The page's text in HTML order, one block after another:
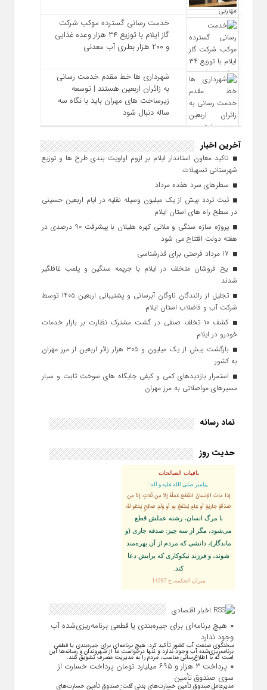
خدمت رسانی گسترده موکب شرکت
گاز ایلام با توزیع ۳۴ هزار وعده غذایی
و ۲۰۰ هزار بطری آب معدنی
شهرداری‌ ها خط مقدم خدمت ‌رسانی
به زائران اربعین هستند | توسعه
زیرساخت ‌های مهران باید با نگاه سه‌
ساله دنبال شود
آخرین اخبار
تاکید معاون استاندار ایلام بر لزوم اولویت‌ بندی طرح‌ ها و توزیع
شهرستانی تسهیلات
سطرهای سرد هفده مرداد
ثبت تردد بیش از یک میلیون وسیله نقلیه در ایام اربعین حسینی
در سطح راه‌ های استان ایلام
پروژه سازه سنگی و ملاتی کهره هلیلان با پیشرفت ۹۰ درصدی در
هفته دولت افتتاح می شود
یخ‌ فروشان متخلف در ایلام با جریمه سنگین و پلمب غافلگیر
شدند
تجلیل از رانندگان ناوگان آبرسانی و پشتیبانی اربعین ۱۴۰۵ توسط
شرکت آب و فاضلاب استان ایلام
کشف ۱۰ تخلف صنفی در گشت مشترک نظارت بر بازار خدمات
خودرو در ایلام
بازگشت بیش از یک میلیون و ۳۰۵ هزار زائر اربعین از مرز مهران
به کشور
استمرار بازدیدهای کمی و کیفی جایگاه‌ های سوخت ثابت و سیار
مسیرهای مواصلاتی به مرز مهران
نماد رسانه
حدیث روز
باقیات الصالحات
پيامبر صلى‏ الله‏ عليه ‏و‏ آله:
إذا ماتَ الإنسانُ انقَطَعَ عَمَلُهُ إلاّ مِن ثَلاثٍ: إلاّ مِن
صَدَقَةٍ جاريَةٍ أو عِلمٍ يُنتَفَعُ بِهِ أو وَلَدٍ صالِحٍ يَدعُو لَهُ؛
با مرگ انسان، رشته عملش قطع
مى‌شود، مگر از سه چيز: صدقه جارى (و
ماندگار)، دانشى كه مردم از آن بهره‏‌مند
شوند، و فرزند نيكوكارى كه برايش دعا
كند.
ميزان الحكمه، ح 14287
اخبار اقتصادی
هیچ برنامه‌ای برای جیره‌بندی یا قطعی برنامه‌ریزی‌شده آب
وجود ندارد
سخنگوی صنعت آب کشور تأکید کرد: هیچ برنامه‌ای برای جیره‌بندی یا قطعی
برنامه‌ریزی‌شده آب وجود ندارد و تنها درخواست ما از شهروندان و رسانه‌ها این
است که با اطلاع‌رسانی مناسب، مردم را به مدیریت مصرف تشویق کنند.
پرداخت ۳ هزار و ۶۹۵ میلیارد تومان پرداخت خسارت از
سوی صندوق تأمین
مدیرعامل صندوق تأمین خسارت‌های بدنی گفت: صندوق تأمین خسارت‌های